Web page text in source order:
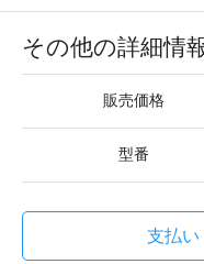
その他の詳細情
販売価格
型番
支払い